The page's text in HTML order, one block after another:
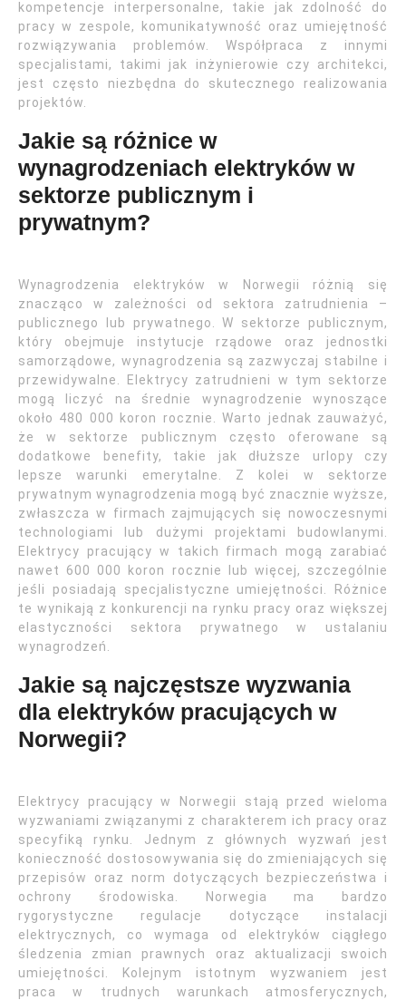
kompetencje interpersonalne, takie jak zdolność do
pracy w zespole, komunikatywność oraz umiejętność
rozwiązywania problemów. Współpraca z innymi
specjalistami, takimi jak inżynierowie czy architekci,
jest często niezbędna do skutecznego realizowania
projektów.
Jakie są różnice w
wynagrodzeniach elektryków w
sektorze publicznym i
prywatnym?
Wynagrodzenia elektryków w Norwegii różnią się
znacząco w zależności od sektora zatrudnienia –
publicznego lub prywatnego. W sektorze publicznym,
który obejmuje instytucje rządowe oraz jednostki
samorządowe, wynagrodzenia są zazwyczaj stabilne i
przewidywalne. Elektrycy zatrudnieni w tym sektorze
mogą liczyć na średnie wynagrodzenie wynoszące
około 480 000 koron rocznie. Warto jednak zauważyć,
że w sektorze publicznym często oferowane są
dodatkowe benefity, takie jak dłuższe urlopy czy
lepsze warunki emerytalne. Z kolei w sektorze
prywatnym wynagrodzenia mogą być znacznie wyższe,
zwłaszcza w firmach zajmujących się nowoczesnymi
technologiami lub dużymi projektami budowlanymi.
Elektrycy pracujący w takich firmach mogą zarabiać
nawet 600 000 koron rocznie lub więcej, szczególnie
jeśli posiadają specjalistyczne umiejętności. Różnice
te wynikają z konkurencji na rynku pracy oraz większej
elastyczności sektora prywatnego w ustalaniu
wynagrodzeń.
Jakie są najczęstsze wyzwania
dla elektryków pracujących w
Norwegii?
Elektrycy pracujący w Norwegii stają przed wieloma
wyzwaniami związanymi z charakterem ich pracy oraz
specyfiką rynku. Jednym z głównych wyzwań jest
konieczność dostosowywania się do zmieniających się
przepisów oraz norm dotyczących bezpieczeństwa i
ochrony środowiska. Norwegia ma bardzo
rygorystyczne regulacje dotyczące instalacji
elektrycznych, co wymaga od elektryków ciągłego
śledzenia zmian prawnych oraz aktualizacji swoich
umiejętności. Kolejnym istotnym wyzwaniem jest
praca w trudnych warunkach atmosferycznych,